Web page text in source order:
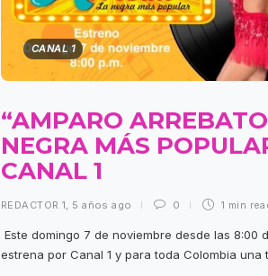
CANAL 1
“AMPARO
NEGRA MÁS
CANAL 1
REDACTOR 1 5 años ago 0 1 min
Este domingo 7 de noviembre desde las 8:00
estrena por Canal 1 y para toda Colombia una